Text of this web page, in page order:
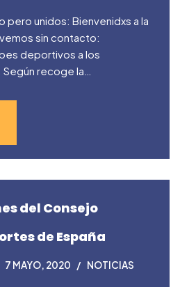
pero unidos: Bienvenidxs a la
sin contacto:
deportivos a los
recoge la…
del Consejo
de España
7 MAYO, 2020 NOTICIAS